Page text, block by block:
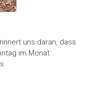
uns daran, dass
im Monat